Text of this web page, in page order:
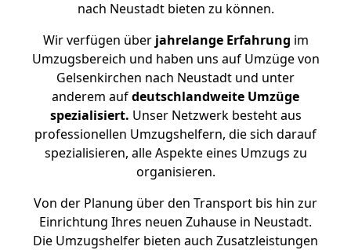
nach Neustadt bieten zu können.
Wir verfügen überjahrelange Erfahrung im
Umzugsbereich und haben uns auf Umzüge von
Gelsenkirchen nach Neustadt und unter
anderem aufdeutschlandweite Umzüge
spezialisiert. Unser Netzwerk besteht aus
professionellen Umzugshelfern, die sich darauf
spezialisieren, alle Aspekte eines Umzugs zu
organisieren.
Von der Planung über den Transport bis hin zur
Einrichtung Ihres neuen Zuhause in Neustadt.
Die Umzugshelfer bieten auch Zusatzleistungen